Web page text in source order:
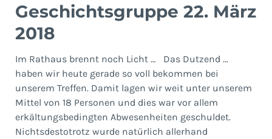
Geschichtsgruppe 22. März
2018
Im Rathaus brennt noch Licht … Das Dutzend …
haben wir heute gerade so voll bekommen bei
unserem Treffen. Damit lagen wir weit unter unserem
Mittel von 18 Personen und dies war vor allem
erkältungsbedingten Abwesenheiten geschuldet.
Nichtsdestotrotz wurde natürlich allerhand